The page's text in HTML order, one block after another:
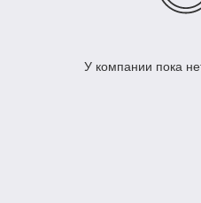
У компании пока